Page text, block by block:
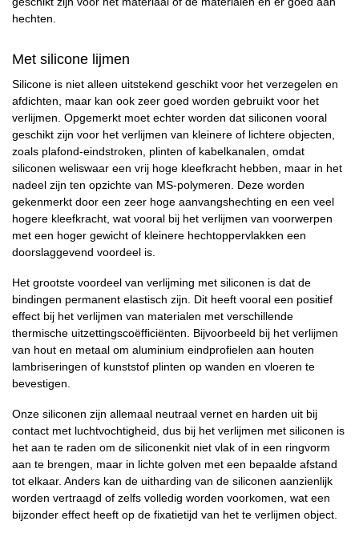
hechten.
Met silicone lijmen
Silicone is niet alleen uitstekend geschikt voor het verzegelen en
afdichten, maar kan ook zeer goed worden gebruikt voor het
verlijmen. Opgemerkt moet echter worden dat siliconen vooral
geschikt zijn voor het verlijmen van kleinere of lichtere objecten,
zoals plafond-eindstroken, plinten of kabelkanalen, omdat
siliconen weliswaar een vrij hoge kleefkracht hebben, maar in het
nadeel zijn ten opzichte van MS-polymeren. Deze worden
gekenmerkt door een zeer hoge aanvangshechting en een veel
hogere kleefkracht, wat vooral bij het verlijmen van voorwerpen
met een hoger gewicht of kleinere hechtoppervlakken een
doorslaggevend voordeel is.
Het grootste voordeel van verlijming met siliconen is dat de
bindingen permanent elastisch zijn. Dit heeft vooral een positief
effect bij het verlijmen van materialen met verschillende
thermische uitzettingscoëfficiënten. Bijvoorbeeld bij het verlijmen
van hout en metaal om aluminium eindprofielen aan houten
lambriseringen of kunststof plinten op wanden en vloeren te
bevestigen.
Onze siliconen zijn allemaal neutraal vernet en harden uit bij
contact met luchtvochtigheid, dus bij het verlijmen met siliconen is
het aan te raden om de siliconenkit niet vlak of in een ringvorm
aan te brengen, maar in lichte golven met een bepaalde afstand
tot elkaar. Anders kan de uitharding van de siliconen aanzienlijk
worden vertraagd of zelfs volledig worden voorkomen, wat een
bijzonder effect heeft op de fixatietijd van het te verlijmen object.